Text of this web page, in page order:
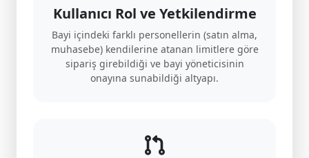
Kullanıcı Rol ve Yetkilendirme
Bayi içindeki farklı personellerin (satın alma,
muhasebe) kendilerine atanan limitlere göre
sipariş girebildiği ve bayi yöneticisinin
onayına sunabildiği altyapı.